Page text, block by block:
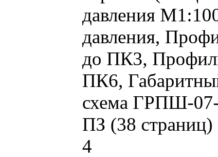
давления
давления,
до ПК3,
ПК6,
схема ГРПШ-
ПЗ (38 страниц)
4